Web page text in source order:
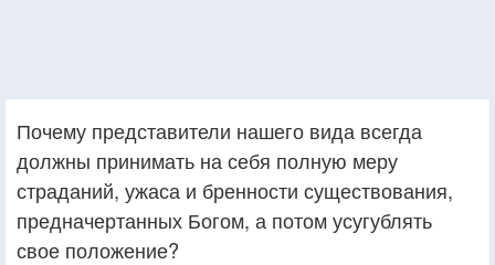
Почему представители нашего вида всегда
должны принимать на себя полную меру
страданий, ужаса и бренности существования,
предначертанных Богом, а потом усугублять
свое положение?